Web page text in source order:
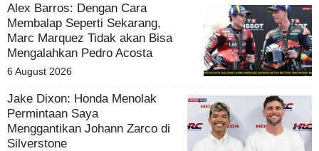
Alex Barros: Dengan Cara
Membalap Seperti Sekarang,
Marc Marquez Tidak akan Bisa
Mengalahkan Pedro Acosta
6 August 2026
Jake Dixon: Honda Menolak
Permintaan Saya
Menggantikan Johann Zarco di
Silverstone